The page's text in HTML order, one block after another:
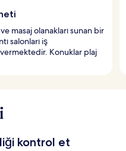
masaj olanakları sunan bir
salonları iş
Konuklar plaj
kontrol et